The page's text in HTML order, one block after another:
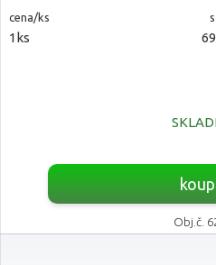
cena/ks
1ks
Obj.č.